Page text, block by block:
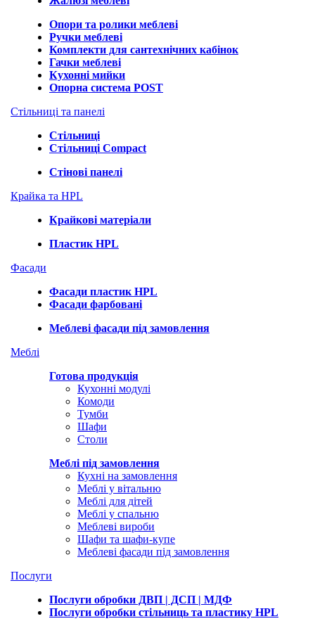
Опори та ролики меблеві
Ручки меблеві
Комплекти для сантехнічних кабінок
Гачки меблеві
Кухонні мийки
Опорна система POST
Стільниці та панелі
Стільниці
Стільниці Compact
Стінові панелі
Крайка та HPL
Крайкові матеріали
Пластик HPL
Фасади
Фасади пластик HPL
Фасади фарбовані
Меблеві фасади під замовлення
Меблі
Готова продукція
Кухонні модулі
Комоди
Тумби
Шафи
Столи
Меблі під замовлення
Кухні на замовлення
Меблі у вітальню
Меблі для дітей
Меблі у спальню
Меблеві вироби
Шафи та шафи-купе
Меблеві фасади під замовлення
Послуги
Послуги обробки ДВП | ДСП | МДФ
Послуги обробки стільниць та пластику HPL